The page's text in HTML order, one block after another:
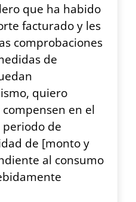
que ha habido
facturado y les
comprobaciones
de
quiero
en el
de
de [monto y
al consumo